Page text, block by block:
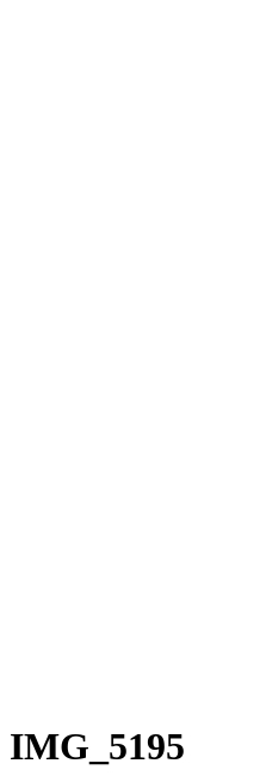
IMG_5195